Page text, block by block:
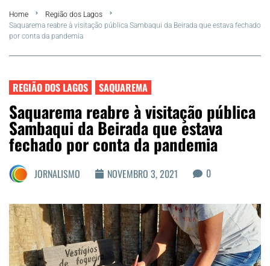
FLA Araru 2026
Araruama
Região dos Lagos
Agenda Cultural
Colunistas
Matérias Exclusivas
Home
Região dos Lagos
Saquarema reabre à visitação pública Sambaqui da Beirada que estava fechado
por conta da pandemia
REGIÃO DOS LAGOS SAQUAREMA
Saquarema reabre à visitação pública
Sambaqui da Beirada que estava
fechado por conta da pandemia
JORNALISMO NOVEMBRO 3, 2021 0